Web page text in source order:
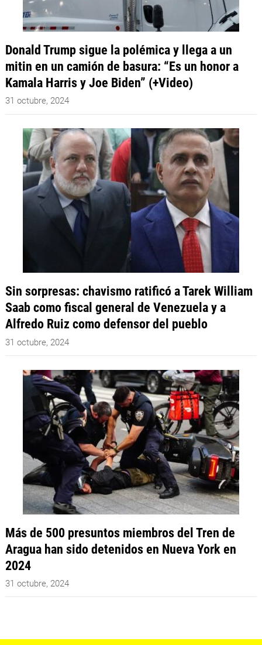
Donald Trump sigue la polémica y llega a un
mitin en un camión de basura: “Es un honor a
Kamala Harris y Joe Biden” (+Video)
31 octubre, 2024
Sin sorpresas: chavismo ratificó a Tarek William
Saab como fiscal general de Venezuela y a
Alfredo Ruiz como defensor del pueblo
31 octubre, 2024
Más de 500 presuntos miembros del Tren de
Aragua han sido detenidos en Nueva York en
2024
31 octubre, 2024